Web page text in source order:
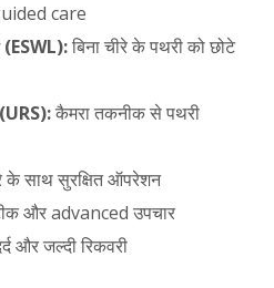
care
बिना चीरे के पथरी को छोटे
कैमरा तकनीक से पथरी
के साथ सुरक्षित ऑपरेशन
और advanced उपचार
और जल्दी रिकवरी